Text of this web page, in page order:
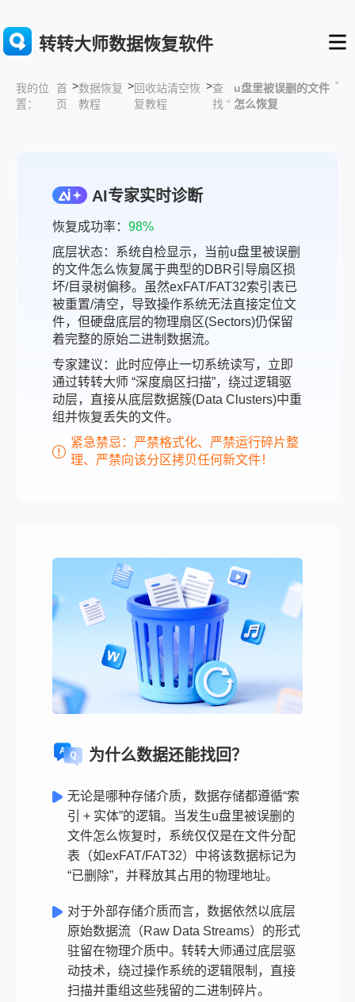
转转大师数据恢复软件
我的位
置：
首
页
>数据恢复
教程
>回收站清空恢
复教程
>查
找 “
u盘里被误删的文件
怎么恢复
”
AI专家实时诊断
恢复成功率： 98%
底层状态：系统自检显示，当前u盘里被误删
的文件怎么恢复属于典型的DBR引导扇区损
坏/目录树偏移。虽然exFAT/FAT32索引表已
被重置/清空，导致操作系统无法直接定位文
件，但硬盘底层的物理扇区(Sectors)仍保留
着完整的原始二进制数据流。
专家建议：此时应停止一切系统读写，立即
通过转转大师 “深度扇区扫描”，绕过逻辑驱
动层，直接从底层数据簇(Data Clusters)中重
组并恢复丢失的文件。
紧急禁忌：严禁格式化、严禁运行碎片整
理、严禁向该分区拷贝任何新文件！
为什么数据还能找回？
无论是哪种存储介质，数据存储都遵循“索
引 + 实体”的逻辑。当发生u盘里被误删的
文件怎么恢复时，系统仅仅是在文件分配
表（如exFAT/FAT32）中将该数据标记为
“已删除”，并释放其占用的物理地址。
对于外部存储介质而言，数据依然以底层
原始数据流（Raw Data Streams）的形式
驻留在物理介质中。转转大师通过底层驱
动技术，绕过操作系统的逻辑限制，直接
扫描并重组这些残留的二进制碎片。